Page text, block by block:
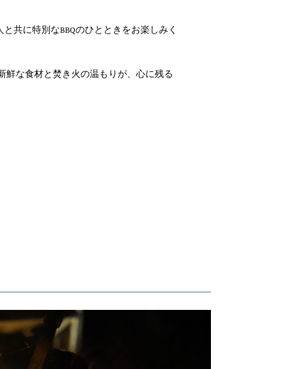
共に特別なBBQのひとときをお楽しみく
鮮な食材と焚き火の温もりが、心に残る